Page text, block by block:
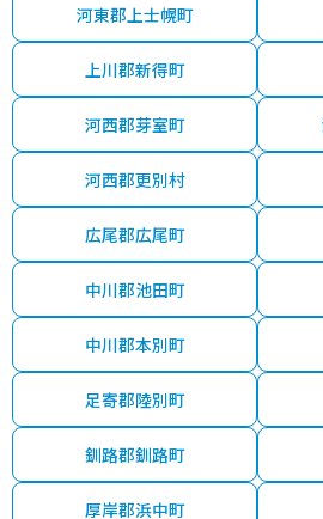
河東郡上士幌町
上川郡新得町
河西郡芽室町
河西郡更別村
広尾郡広尾町
中川郡池田町
中川郡本別町
足寄郡陸別町
釧路郡釧路町
厚岸郡浜中町